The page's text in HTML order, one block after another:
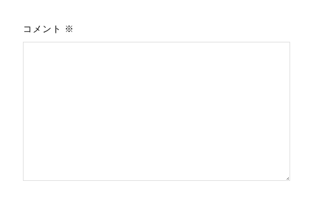
コメント ※